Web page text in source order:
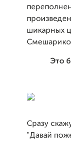
шикарных
Это
Сразу
"Давай